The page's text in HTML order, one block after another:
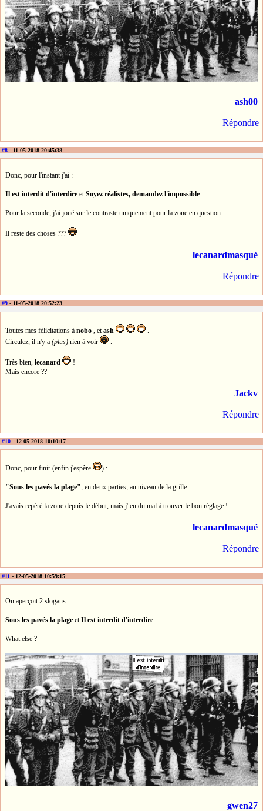
ash00
Répondre
#8 - 11-05-2018 20:45:38
Donc, pour l'instant j'ai :
Il est interdit d'interdire etSoyez réalistes, demandez l'impossible
Pour la seconde, j'ai joué sur le contraste uniquement pour la zone en question.
Il reste des choses ???
lecanardmasqué
Répondre
#9 - 11-05-2018 20:52:23
Toutes mes félicitations à nobo , et ash
Circulez, il n'y a (plus) rien à voir
Très bien, lecanard
!
Mais encore ??
Jackv
Répondre
#10 - 12-05-2018 10:10:17
Donc, pour finir (enfin j'espère ) :
"Sous les pavés la plage", en deux parties, au niveau de la grille.
J'avais repéré la zone depuis le début, mais j' eu du mal à trouver le bon réglage !
lecanardmasqué
Répondre
#11 - 12-05-2018 10:59:15
On aperçoit 2 slogans :
Sous les pavés la plage etIl est interdit d'interdire
What else ?
gwen27